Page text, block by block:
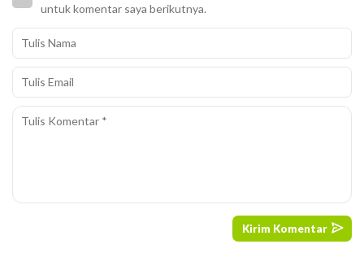
untuk komentar saya berikutnya.